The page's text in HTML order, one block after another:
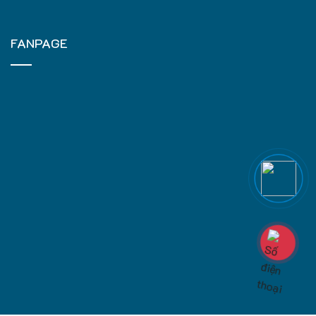
FANPAGE